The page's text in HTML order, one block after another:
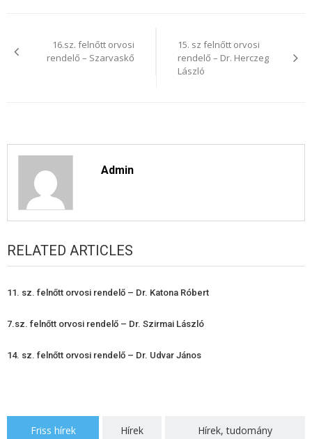
16.sz. felnőtt orvosi
rendelő – Szarvaskő
15. sz felnőtt orvosi
rendelő – Dr. Herczeg
László
Admin
RELATED ARTICLES
11. sz. felnőtt orvosi rendelő – Dr. Katona Róbert
7.sz. felnőtt orvosi rendelő – Dr. Szirmai László
14. sz. felnőtt orvosi rendelő – Dr. Udvar János
Friss hírek Hírek Hírek, tudomány